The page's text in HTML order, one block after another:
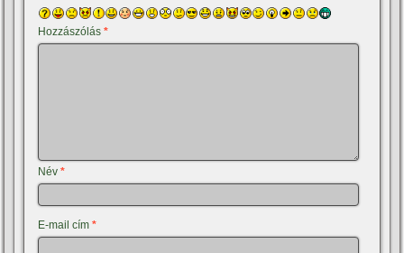
Hozzászólás*
Név*
E-mail cím*